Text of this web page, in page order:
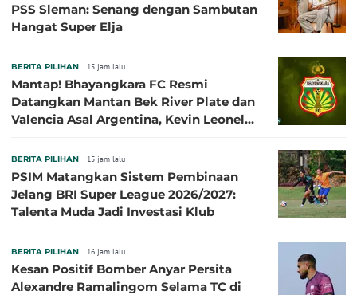
PSS Sleman: Senang dengan Sambutan
Hangat Super Elja
BERITA PILIHAN 15 jam lalu
Mantap! Bhayangkara FC Resmi
Datangkan Mantan Bek River Plate dan
Valencia Asal Argentina, Kevin Leonel
BERITA PILIHAN 15 jam lalu
PSIM Matangkan Sistem Pembinaan
Jelang BRI Super League 2026/2027:
Talenta Muda Jadi Investasi Klub
BERITA PILIHAN 16 jam lalu
Kesan Positif Bomber Anyar Persita
Alexandre Ramalingom Selama TC di